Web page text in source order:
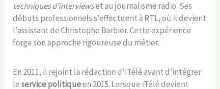
techniques d’interviewset au journalisme radio. Ses
débuts professionnels s’effectuent à RTL, où il devient
l’assistant de Christophe Barbier. Cette expérience
forge son approche rigoureuse du métier.
En 2011, il rejoint la rédaction d’iTélé avant d’intégrer
leservice politiqueen 2015. Lorsque iTélé devient